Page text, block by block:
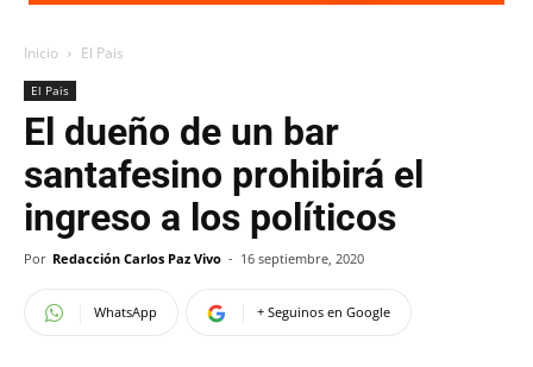
Inicio El Pais
El Pais
El dueño de un bar
santafesino prohibirá el
ingreso a los políticos
Por Redacción Carlos Paz Vivo - 16 septiembre, 2020
WhatsApp + Seguinos en Google